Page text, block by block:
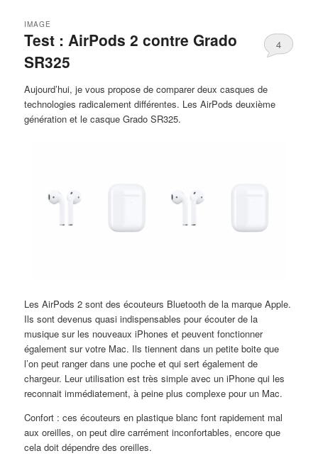
Test : AirPods 2 contre Grado
SR325
IMAGE
4
Aujourd’hui, je vous propose de comparer deux casques de
technologies radicalement différentes. Les AirPods deuxième
génération et le casque Grado SR325.
Les AirPods 2 sont des écouteurs Bluetooth de la marque Apple.
Ils sont devenus quasi indispensables pour écouter de la
musique sur les nouveaux iPhones et peuvent fonctionner
également sur votre Mac. Ils tiennent dans un petite boite que
l’on peut ranger dans une poche et qui sert également de
chargeur. Leur utilisation est très simple avec un iPhone qui les
reconnait immédiatement, à peine plus complexe pour un Mac.
Confort : ces écouteurs en plastique blanc font rapidement mal
aux oreilles, on peut dire carrément inconfortables, encore que
cela doit dépendre des oreilles.